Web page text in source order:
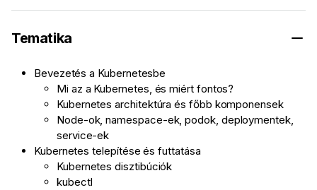
Tematika
Bevezetés a Kubernetesbe
Mi az a Kubernetes, és miért fontos?
Kubernetes architektúra és főbb komponensek
Node-ok, namespace-ek, podok, deploymentek,
service-ek
Kubernetes telepítése és futtatása
Kubernetes disztibúciók
kubectl